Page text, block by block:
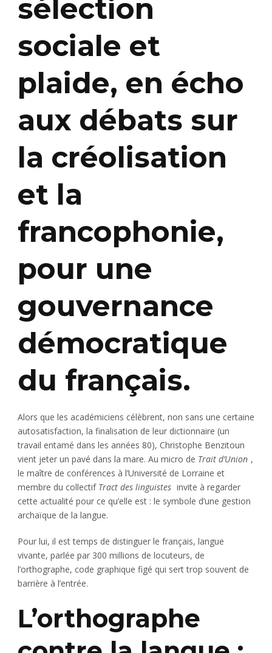
sélection
sociale et
plaide, en écho
aux débats sur
la créolisation
et la
francophonie,
pour une
gouvernance
démocratique
du français.
Alors que les académiciens célèbrent, non sans une certaine
autosatisfaction, la finalisation de leur dictionnaire (un
travail entamé dans les années 80), Christophe Benzitoun
vient jeter un pavé dans la mare. Au micro de Trait d’Union ,
le maître de conférences à l’Université de Lorraine et
membre du collectif Tract des linguistes invite à regarder
cette actualité pour ce qu’elle est : le symbole d’une gestion
archaïque de la langue.
Pour lui, il est temps de distinguer le français, langue
vivante, parlée par 300 millions de locuteurs, de
l’orthographe, code graphique figé qui sert trop souvent de
barrière à l’entrée.
L’orthographe